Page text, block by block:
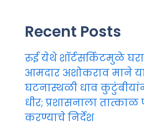
Recent Posts
रुई येथे शॉर्टसर्किटमुळे
आमदार अशोकराव माने
घटनास्थळी धाव
धीर; प्रशासनाला
करण्याचे निर्देश